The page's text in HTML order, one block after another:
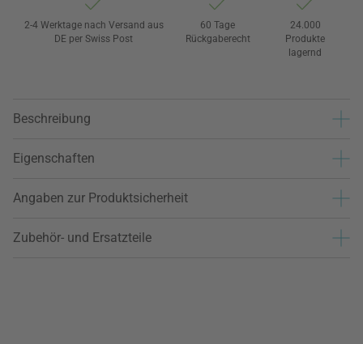
2-4 Werktage nach Versand aus
DE per Swiss Post
60 Tage
Rückgaberecht
24.000
Produkte
lagernd
Beschreibung
Eigenschaften
Angaben zur Produktsicherheit
Zubehör- und Ersatzteile